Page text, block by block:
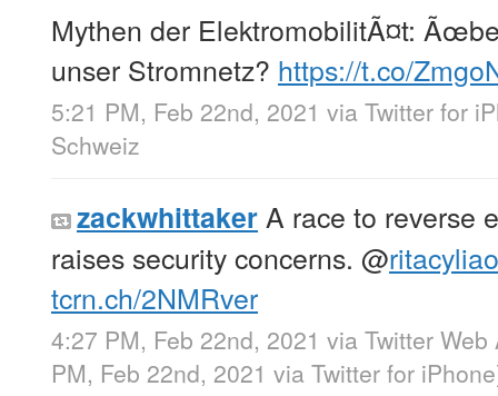
Mythen der ElektromobilitÃ¤t:
unser Stromnetz? https://t.co/
5:21 PM, Feb 22nd, 2021 via Twitter for
Schweiz
zackwhittakerA race to reverse
raises security concerns. @ritacyliao
tcrn.ch/2NMRver
4:27 PM, Feb 22nd, 2021 via Twitter Web
PM, Feb 22nd, 2021 via Twitter for iPhone